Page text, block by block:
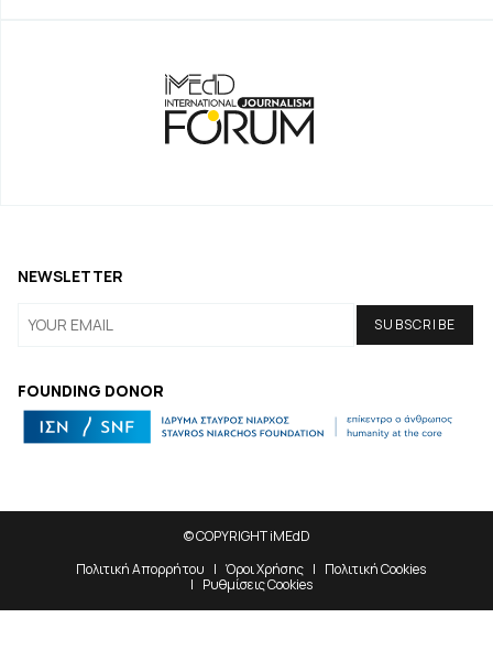
FOUNDING DONOR
NEWSLETTER
© COPYRIGHT iMEdD
Πολιτική Απορρήτου
Όροι Χρήσης
Πολιτική Cookies
Ρυθμίσεις Cookies